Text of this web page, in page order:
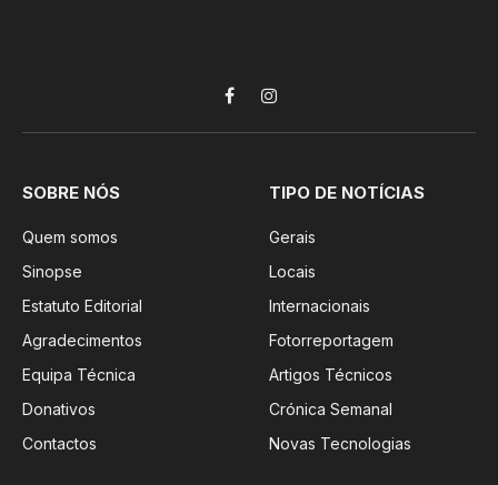
FacebookInstagram
SOBRE NÓS
Quem somos
Sinopse
Estatuto Editorial
Agradecimentos
Equipa Técnica
Donativos
Contactos
TIPO DE NOTÍCIAS
Gerais
Locais
Internacionais
Fotorreportagem
Artigos Técnicos
Crónica Semanal
Novas Tecnologias